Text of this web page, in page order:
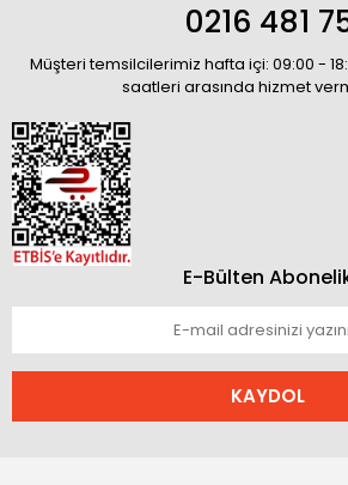
0216 481
Müşteri temsilcilerimiz hafta içi: 09:00 -
saatleri arasında hizmet
E-Bülten
KAYDOL